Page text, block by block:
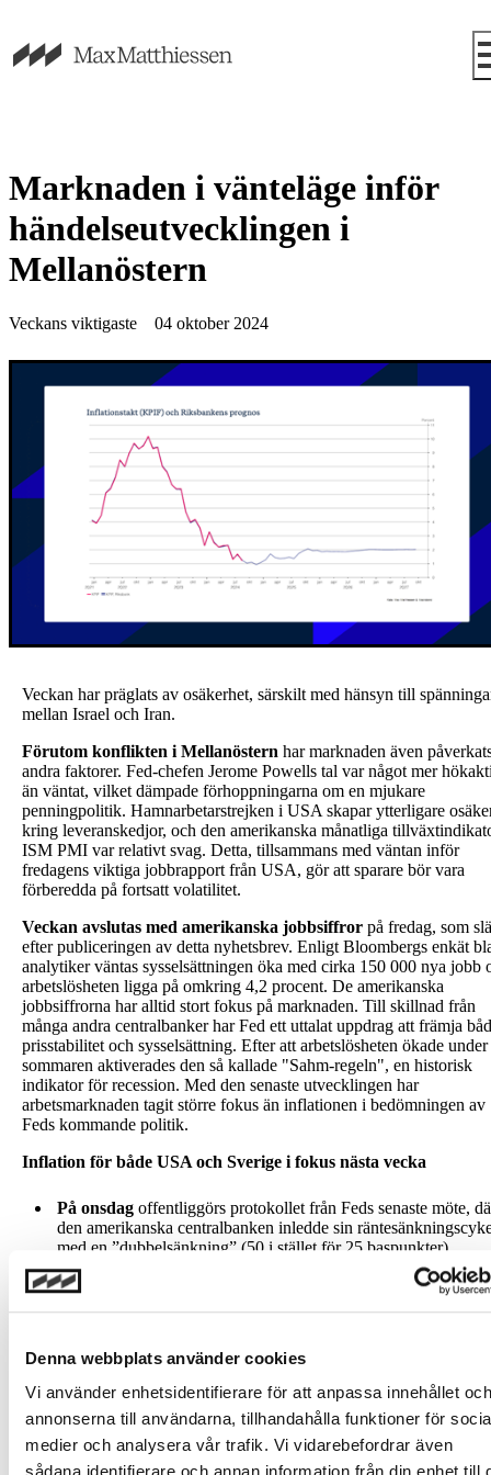
Denna webbplats använder cookies
Vi använder enhetsidentifierare för att anpassa innehållet och
annonserna till användarna, tillhandahålla funktioner för
medier och analysera vår trafik. Vi vidarebefordrar även
Marknaden i vänteläge inför
händelseutvecklingen i
Mellanöstern
Veckans viktigaste 04 oktober 2024
Veckan har präglats av osäkerhet, särskilt med hänsyn till
mellan Israel och Iran.
Förutom konflikten i Mellanöstern har marknaden även
andra faktorer. Fed-chefen Jerome Powells tal var något mer
än väntat, vilket dämpade förhoppningarna om en mjukare
penningpolitik. Hamnarbetarstrejken i USA skapar ytterligare
kring leveranskedjor, och den amerikanska månatliga
ISM PMI var relativt svag. Detta, tillsammans med väntan inför
fredagens viktiga jobbrapport från USA, gör att sparare bör vara
förberedda på fortsatt volatilitet.
Veckan avslutas med amerikanska jobbsiffror på fredag, som
efter publiceringen av detta nyhetsbrev. Enligt Bloombergs enkät
analytiker väntas sysselsättningen öka med cirka 150 000 nya jobb
arbetslösheten ligga på omkring 4,2 procent. De amerikanska
jobbsiffrorna har alltid stort fokus på marknaden. Till skillnad från
många andra centralbanker har Fed ett uttalat uppdrag att främja
prisstabilitet och sysselsättning. Efter att arbetslösheten ökade under
sommaren aktiverades den så kallade "Sahm-regeln", en historisk
indikator för recession. Med den senaste utvecklingen har
arbetsmarknaden tagit större fokus än inflationen i bedömningen av
Feds kommande politik.
Inflation för både USA och Sverige i fokus nästa vecka
På onsdag offentliggörs protokollet från Feds senaste möte,
den amerikanska centralbanken inledde sin
med en ”dubbelsänkning” (50 i stället för 25 baspunkter).
Marknaden kommer att följa protokollet noggrant för
insikter i diskussionerna inom centralbanksdirektionen.
I övrigt ligger fokus främst på inflationsstatistik, med siffror
presenteras för första gången ”Snabb-KPI”, en ny
publicering inflationstakten samt månadsförändring enligt KPI,
KPIF och KPIF exklusive energi. Statistik om olika
exempelvis livsmedel, ingår dock inte i denna publicering. Den
europeiska statistikmyndigheten har sedan tidigare ett liknande